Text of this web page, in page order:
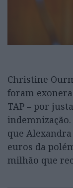
Christine
foram
TAP – por
que
euros da
milhão que